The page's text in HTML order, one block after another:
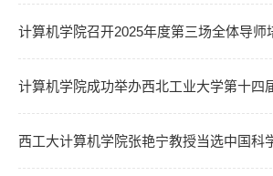
计算机学院召开2025年度第三场全体导师
计算机学院成功举办西北工业大学第十四
青年学者论坛分论坛
西工大计算机学院张艳宁教授当选中国科